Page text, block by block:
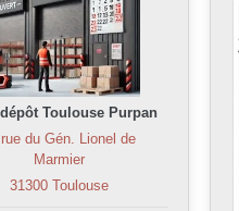
Toulouse Purpan
du Gén. Lionel de
Marmier
31300 Toulouse